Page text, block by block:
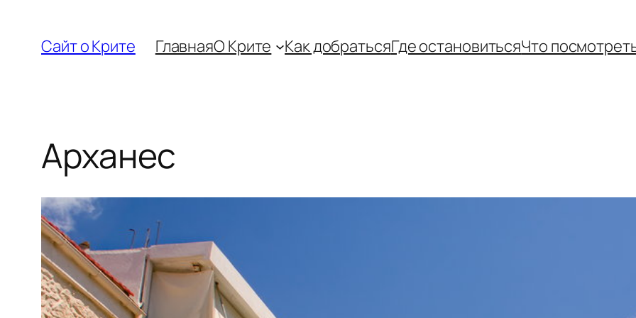
содержимому
Сайт о Крите ГлавнаяО Крите Как добратьсяГде остановитьсяЧто
Арханес